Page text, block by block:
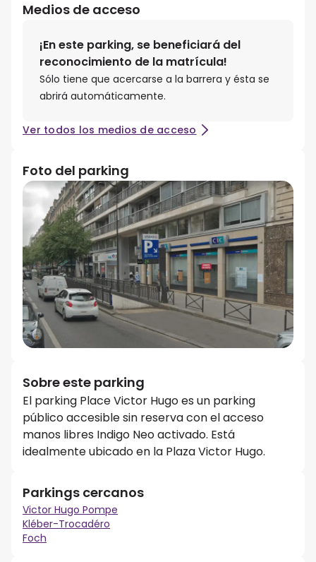
Medios de acceso
¡En este parking, se beneficiará del
reconocimiento de la matrícula!
Sólo tiene que acercarse a la barrera y ésta se
abrirá automáticamente.
Ver todos los medios de acceso
Foto del parking
Sobre este parking
El parking Place Victor Hugo es un parking
público accesible sin reserva con el acceso
manos libres Indigo Neo activado. Está
idealmente ubicado en la Plaza Victor Hugo.
Parkings cercanos
Victor Hugo Pompe
Kléber-Trocadéro
Foch